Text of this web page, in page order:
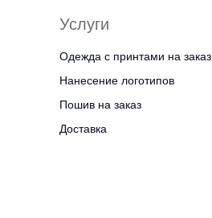
Услуги
Одежда с принтами на заказ
Нанесение логотипов
Пошив на заказ
Доставка